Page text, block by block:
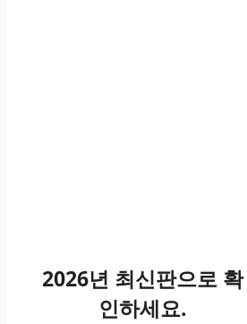
2026년 최신판으로 확
인하세요.